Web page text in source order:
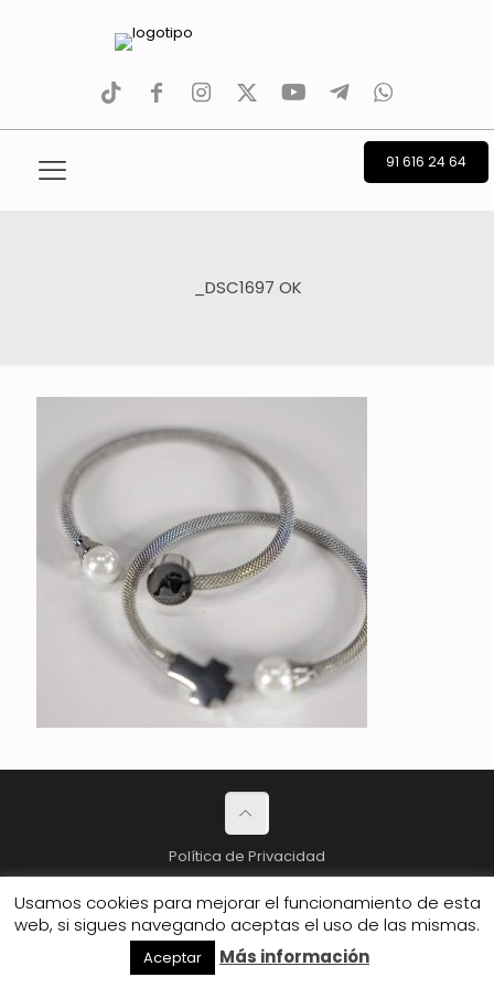
tiktokfacebookinstagram
TwitterYoutubeTelegramwhatsapp
91 616 24 64
_DSC1697 OK
Política de Privacidad
Usamos cookies para mejorar el funcionamiento de esta
web, si sigues navegando aceptas el uso de las mismas.
Aceptar Más información